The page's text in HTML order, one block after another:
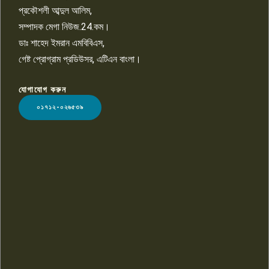
LOGO
প্রকৌশলী আব্দুল আলিম,
সম্পাদক মেগা নিউজ.24.কম।
ডাঃ শাহেদ ইমরান এমবিবিএস,
গেষ্ট প্রোগ্রাম প্রডিউসর, এটিএন বাংলা।
যোগাযোগ করুন
০১৭১২-০২৬৫৩৯